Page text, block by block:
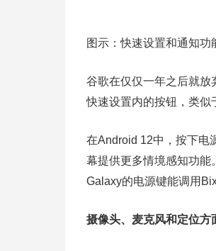
图示：快速设置和通知功
谷歌在仅仅一年之后就放
快速设置内的按钮，类似
在Android 12中，按下电
幕提供更多情境感知功
Galaxy的电源键能调用
摄像头、麦克风和定位方